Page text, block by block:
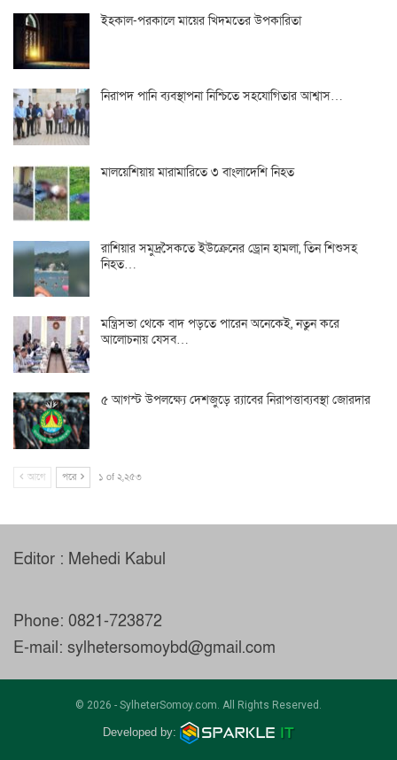
ইহকাল-পরকালে মায়ের খিদমতের উপকারিতা
নিরাপদ পানি ব্যবস্থাপনা নিশ্চিতে সহযোগিতার আশ্বাস…
মালয়েশিয়ায় মারামারিতে ৩ বাংলাদেশি নিহত
রাশিয়ার সমুদ্রসৈকতে ইউক্রেনের ড্রোন হামলা, তিন শিশুসহ
নিহত…
মন্ত্রিসভা থেকে বাদ পড়তে পারেন অনেকেই, নতুন করে
আলোচনায় যেসব…
৫ আগস্ট উপলক্ষ্যে দেশজুড়ে র‌্যাবের নিরাপত্তাব্যবস্থা জোরদার
আগে পরে ১ of ২,২৫৩
Editor : Mehedi Kabul
Phone: 0821-723872
E-mail: sylhetersomoybd@gmail.com
© 2026 - SylheterSomoy.com. All Rights Reserved.
Developed by: